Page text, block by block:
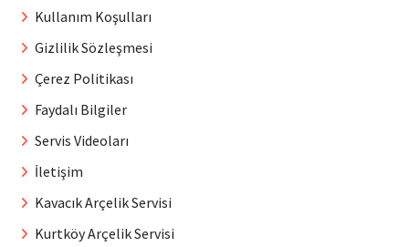
Kullanım Koşulları
Gizlilik Sözleşmesi
Çerez Politikası
Faydalı Bilgiler
Servis Videoları
İletişim
Kavacık Arçelik Servisi
Kurtköy Arçelik Servisi